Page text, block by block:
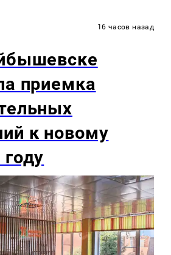
16 часов назад
приемка
к новому